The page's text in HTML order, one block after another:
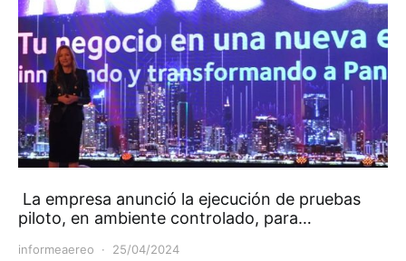
La empresa anunció la ejecución de pruebas
piloto, en ambiente controlado, para…
informeaereo 25/04/2024